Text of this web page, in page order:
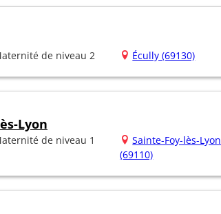
de niveau 2 Écully (69130)
Lyon
de niveau 1
Sainte-Foy-lès-Lyon
(69110)